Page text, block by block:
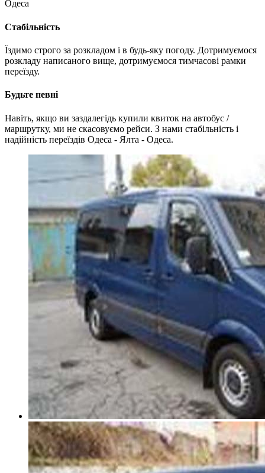
Одеса
Стабільність
Їздимо строго за розкладом і в будь-яку погоду. Дотримуємося
розкладу написаного вище, дотримуємося тимчасові рамки
переїзду.
Будьте певні
Навіть, якщо ви заздалегідь купили квиток на автобус /
маршрутку, ми не скасовуємо рейси. З нами стабільність і
надійність переїздів Одеса - Ялта - Одеса.